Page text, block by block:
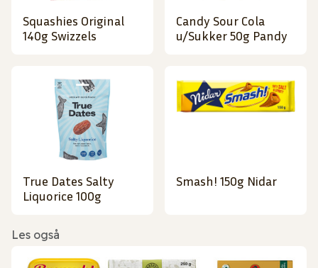
Squashies Original
140g Swizzels
Candy Sour Cola
u/Sukker 50g Pandy
True Dates Salty
Liquorice 100g
Smash! 150g Nidar
Les også